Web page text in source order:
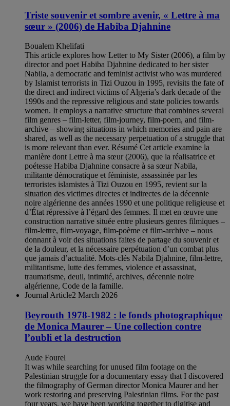
Triste souvenir et sombre avenir, « Lettre à ma
sœur » (2006) de Habiba Djahnine
Boualem Khelifati
This article explores how Letter to My Sister (2006), a film by
director and poet Habiba Djahnine dedicated to her sister
Nabila, a democratic and feminist activist who was murdered
by Islamist terrorists in Tizi Ouzou in 1995, revisits the fate of
the direct and indirect victims of Algeria’s dark decade of the
1990s and the repressive religious and state policies towards
women. It employs a narrative structure that combines several
film genres – film-letter, film-journey, film-poem, and film-
archive – showing situations in which memories and pain are
shared, as well as the necessary perpetuation of a struggle that
is more relevant than ever. Résumé Cet article examine la
manière dont Lettre à ma sœur (2006), que la réalisatrice et
poétesse Habiba Djahnine consacre à sa sœur Nabila,
militante démocratique et féministe, assassinée par les
terroristes islamistes à Tizi Ouzou en 1995, revient sur la
situation des victimes directes et indirectes de la décennie
noire algérienne des années 1990 et une politique religieuse et
d’État répressive à l’égard des femmes. Il met en œuvre une
construction narrative située entre plusieurs genres filmiques –
film-lettre, film-voyage, film-poème et film-archive – nous
donnant à voir des situations faites de partage du souvenir et
de la douleur, et la nécessaire perpétuation d’un combat plus
que jamais d’actualité. Mots-clés Nabila Djahnine, film-lettre,
militantisme, lutte des femmes, violence et assassinat,
traumatisme, deuil, intimité, archives, décennie noire
algérienne, Code de la famille.
Journal Article2 March 2026
Beyrouth 1978-1982 : le fonds photographique
de Monica Maurer – Une collection contre
l’oubli et la destruction
Aude Fourel
It was while searching for unused film footage on the
Palestinian struggle for a documentary essay that I discovered
the filmography of German director Monica Maurer and her
work restoring and preserving Palestinian films. For the past
four years, we have been working together to digitise and